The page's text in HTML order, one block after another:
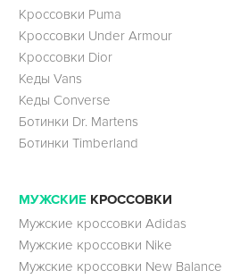
Кроссовки Puma
Кроссовки Under Armour
Кроссовки Dior
Кеды Vans
Кеды Converse
Ботинки Dr. Martens
Ботинки Timberland
МУЖСКИЕ КРОССОВКИ
Мужские кроссовки Adidas
Мужские кроссовки Nike
Мужские кроссовки New Balance